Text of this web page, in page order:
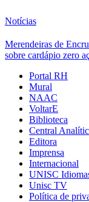
Notícias
Merendeiras de
sobre cardápio zero
Portal RH
Mural
NAAC
VoltarE
Biblioteca
Central
Editora
Imprensa
Internacional
UNISC
Unisc TV
Política de